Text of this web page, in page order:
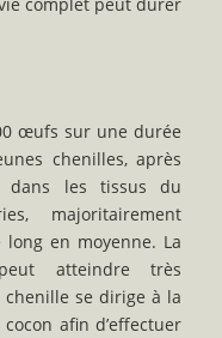
complet peut durer
œufs sur une durée
chenilles, après
dans les tissus du
majoritairement
en moyenne. La
atteindre très
se dirige à la
afin d’effectuer